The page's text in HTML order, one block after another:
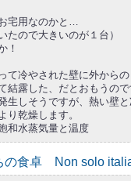
宅用なのかと…
たので大きいのが１台）
！
て冷やされた壁に外からの
結露した、だとおもうので
生しそうですが、熱い壁と
り乾燥します。
和水蒸気量と温度
の食卓 Non solo